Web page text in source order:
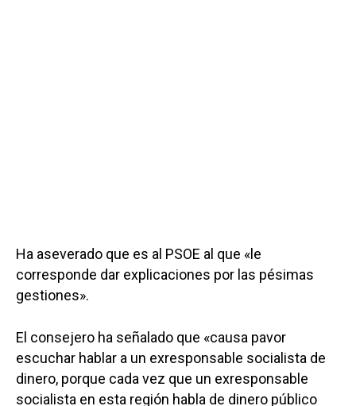
Ha aseverado que es al PSOE al que «le
corresponde dar explicaciones por las pésimas
gestiones».
El consejero ha señalado que «causa pavor
escuchar hablar a un exresponsable socialista de
dinero, porque cada vez que un exresponsable
socialista en esta región habla de dinero público